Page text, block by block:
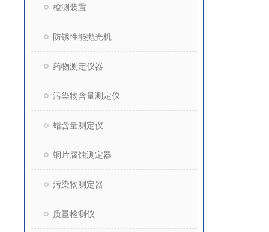
检测装置
防锈性能抛光机
药物测定仪器
污染物含量测定仪
蜡含量测定仪
铜片腐蚀测定器
污染物测定器
质量检测仪